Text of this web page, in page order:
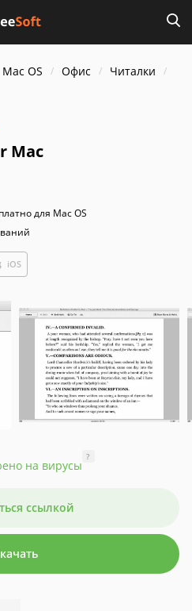
Mac OS Офис
Читалки
Mac
для Mac OS
iOS
на вирусы
?
ссылкой